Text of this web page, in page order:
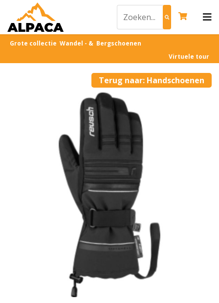
Grote collectie Wandel - & Bergschoenen
Virtuele tour
Terug naar: Handschoenen